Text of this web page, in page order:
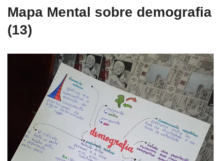
Mapa Mental sobre demografia
(13)